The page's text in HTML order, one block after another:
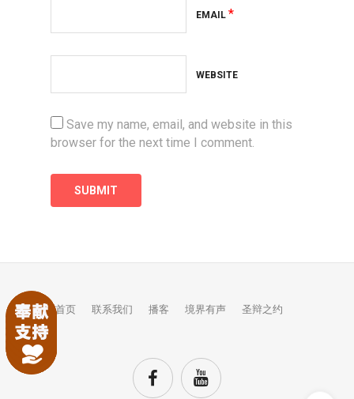
EMAIL *
WEBSITE
Save my name, email, and website in this
browser for the next time I comment.
首页 联系我们 播客 境界有声 圣辩之约